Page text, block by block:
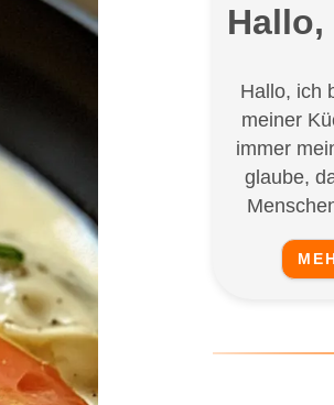
Hallo, ich
meiner
immer
glaube,